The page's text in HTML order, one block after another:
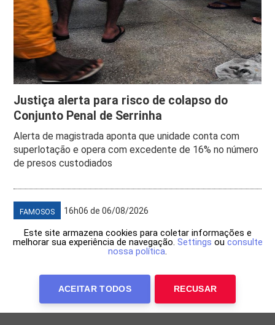
Justiça alerta para risco de colapso do
Conjunto Penal de Serrinha
Alerta de magistrada aponta que unidade conta com
superlotação e opera com excedente de 16% no número
de presos custodiados
FAMOSOS 16h06 de 06/08/2026
Este site armazena cookies para coletar informações e
melhorar sua experiência de navegação. Settings ou consulte
nossa política.
ACEITAR TODOS RECUSAR